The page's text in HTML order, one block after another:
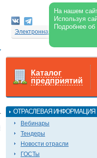
На нашем
Используя
Подробнее
Электронная версия
Каталог
предприятий
ОТРАСЛЕВАЯ ИНФОРМАЦИЯ
Вебинары
Тендеры
Новости отрасли
ГОСТы